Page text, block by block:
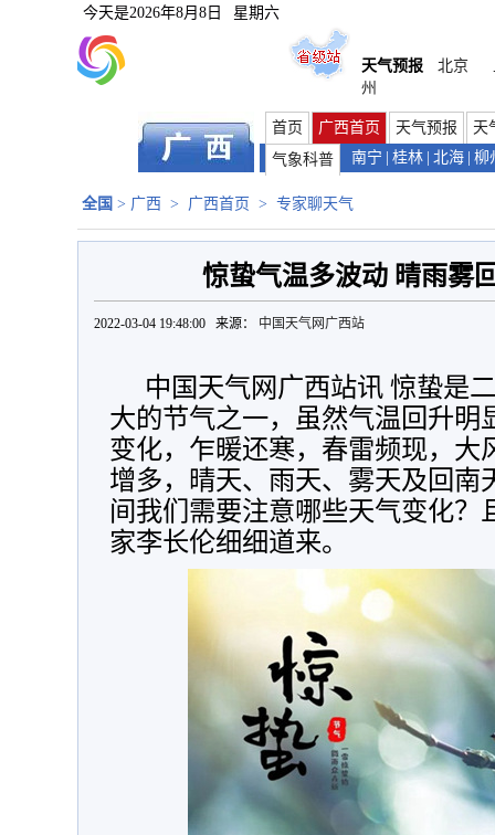
今天是2026年8月8日 星期六
天气预报 北京
州
首页 广西首页 天气预报
天
气象科普
南宁 桂林 北海 柳
全国 > 广西 > 广西首页 > 专家聊天气
惊蛰气温多波动 晴雨雾
2022-03-04 19:48:00 来源： 中国天气网广西站
中国天气网广西站讯 惊蛰是
大的节气之一，虽然气温回升明
变化，乍暖还寒，春雷频现，大
增多，晴天、雨天、雾天及回南
间我们需要注意哪些天气变化？
家李长伦细细道来。